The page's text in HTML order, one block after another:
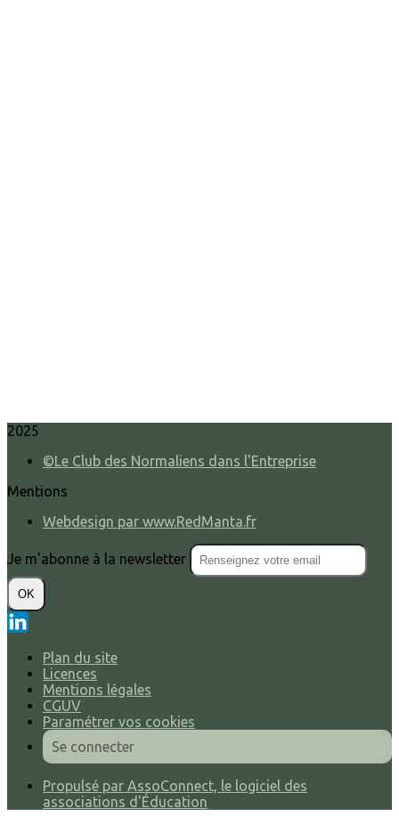
2025
©Le Club des Normaliens dans l'Entreprise
Mentions
Webdesign par www.RedManta.fr
Je m'abonne à la newsletter
OK
Plan du site
Licences
Mentions légales
CGUV
Paramétrer vos cookies
Se connecter
Propulsé par AssoConnect, le logiciel des
associations d'Éducation